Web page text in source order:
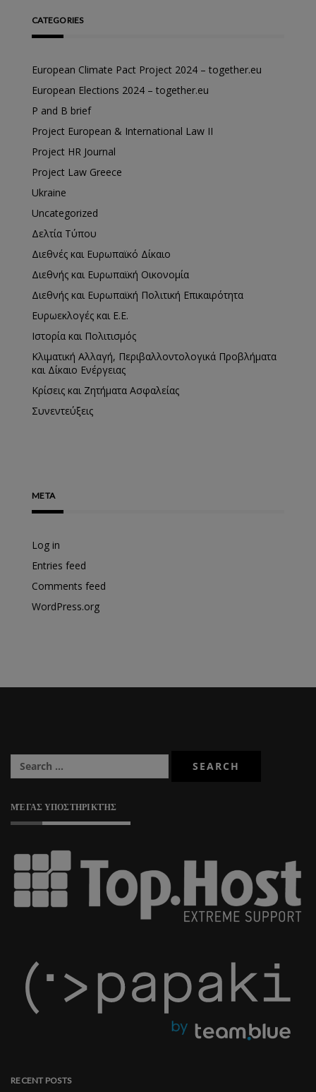
CATEGORIES
European Climate Pact Project 2024 – together.eu
European Elections 2024 – together.eu
P and B brief
Project European & International Law II
Project HR Journal
Project Law Greece
Ukraine
Uncategorized
Δελτία Τύπου
Διεθνές και Ευρωπαϊκό Δίκαιο
Διεθνής και Ευρωπαϊκή Οικονομία
Διεθνής και Ευρωπαϊκή Πολιτική Επικαιρότητα
Ευρωεκλογές και Ε.Ε.
Ιστορία και Πολιτισμός
Κλιματική Αλλαγή, Περιβαλλοντολογικά Προβλήματα
και Δίκαιο Ενέργειας
Κρίσεις και Ζητήματα Ασφαλείας
Συνεντεύξεις
META
Log in
Entries feed
Comments feed
WordPress.org
ΜΈΓΑΣ ΥΠΟΣΤΗΡΙΚΤΉΣ
RECENT POSTS